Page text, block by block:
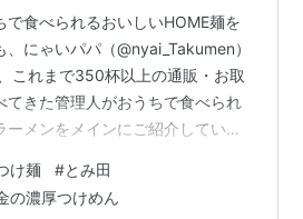
で食べられるおいしいHOME麺を
にゃいパパ（@nyai_Takumen）
これまで350杯以上の通販・お取
てきた管理人がおうちで食べられ
ーメンをメインにご紹介していま
ミアム ゴールド」シリーズとし
された、超名店「中華蕎麦 とみ
け麺 #とみ田
の濃厚つけめん